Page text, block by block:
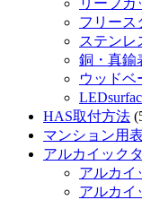
フリース
ステンレ
銅・真鍮
ウッドベ
HAS取付方法
マンション用
アルカイック
アルカイ
アルカイ